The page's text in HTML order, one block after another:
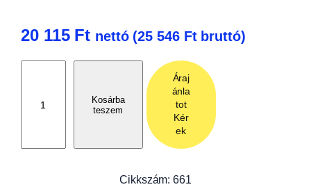
20 115 Ft nettó (25 546 Ftbruttó)
Kosárba
teszem
Áraj
ánla
tot
Kér
ek
Cikkszám: 661